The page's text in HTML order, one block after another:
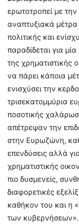
ερωτοτροπεί με
αναπτυξιακά
πολιτικής και
παραδίδεται για
της χρηματιστικής
να πάρει κάποια
ενισχύσει την
τρισεκατομμύρια
ποσοτικής
απέτρεψαν την
στην Ευρωζώνη,
επενδύσεις αλλά
χρηματιστικής
πιο δυσμενείς,
διαφορετικές
καθήκον του και η
των κυβερνήσεων».